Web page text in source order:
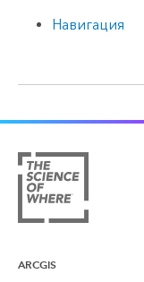
Навигация
ARCGIS